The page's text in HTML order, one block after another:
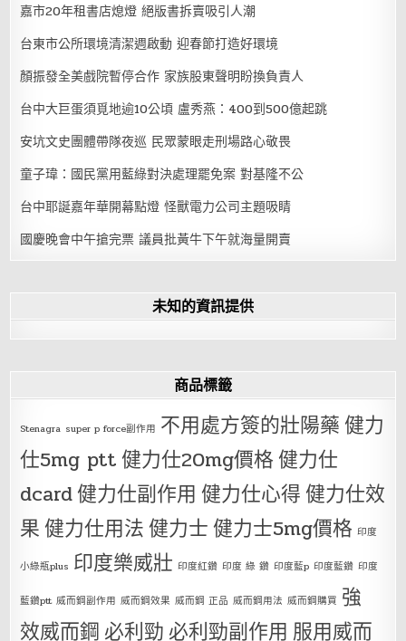
嘉市20年租書店熄燈 絕版書拆賣吸引人潮
台東市公所環境清潔週啟動 迎春節打造好環境
顏振發全美戲院暫停合作 家族股東聲明盼換負責人
台中大巨蛋須覓地逾10公頃 盧秀燕：400到500億起跳
安坑文史團體帶隊夜巡 民眾蒙眼走刑場路心敬畏
童子瑋：國民黨用藍綠對決處理罷免案 對基隆不公
台中耶誕嘉年華開幕點燈 怪獸電力公司主題吸睛
國慶晚會中午搶完票 議員批黃牛下午就海量開賣
未知的資訊提供
商品標籤
Stenagra super p force副作用 不用處方簽的壯陽藥健力
仕5mg ptt健力仕20mg價格健力仕
dcard健力仕副作用 健力仕心得健力仕效
果健力仕用法健力士健力士5mg價格 印度
小綠瓶plus 印度樂威壯 印度紅鑽 印度 綠 鑽 印度藍p 印度藍鑽 印度
藍鑽ptt 威而鋼副作用 威而鋼效果 威而鋼 正品 威而鋼用法 威而鋼購買 強
效威而鋼 必利勁 必利勁副作用 服用威而